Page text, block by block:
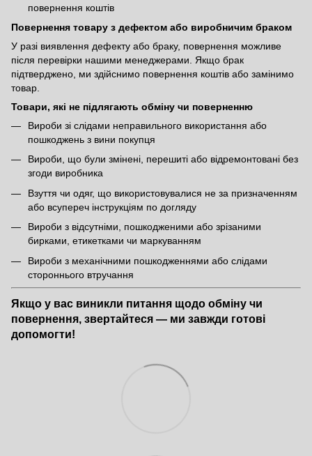
повернення коштів
Повернення товару з дефектом або виробничим браком
У разі виявлення дефекту або браку, повернення можливе
після перевірки нашими менеджерами. Якщо брак
підтверджено, ми здійснимо повернення коштів або замінимо
товар.
Товари, які не підлягають обміну чи поверненню
Вироби зі слідами неправильного використання або
пошкоджень з вини покупця
Вироби, що були змінені, перешиті або відремонтовані без
згоди виробника
Взуття чи одяг, що використовувалися не за призначенням
або всупереч інструкціям по догляду
Вироби з відсутніми, пошкодженими або зрізаними
бирками, етикетками чи маркуванням
Вироби з механічними пошкодженнями або слідами
стороннього втручання
Якщо у вас виникли питання щодо обміну чи
повернення, звертайтеся — ми завжди готові
допомогти!